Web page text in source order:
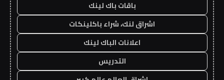
باقات باك لينك
اشراق لنك، شراء باكلينكات
اعلانات الباك لينك
التدريس